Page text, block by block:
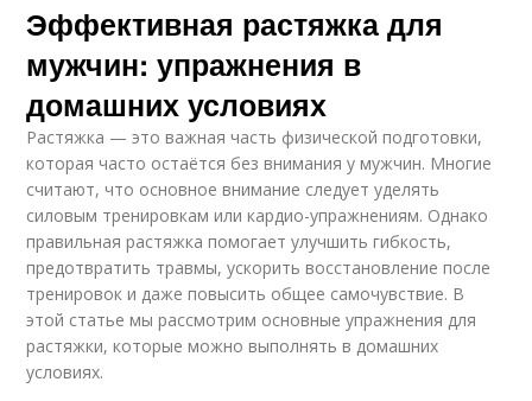
Эффективная растяжка для
мужчин: упражнения в
домашних условиях
Растяжка — это важная часть физической подготовки,
которая часто остаётся без внимания у мужчин. Многие
считают, что основное внимание следует уделять
силовым тренировкам или кардио-упражнениям. Однако
правильная растяжка помогает улучшить гибкость,
предотвратить травмы, ускорить восстановление после
тренировок и даже повысить общее самочувствие. В
этой статье мы рассмотрим основные упражнения для
растяжки, которые можно выполнять в домашних
условиях.